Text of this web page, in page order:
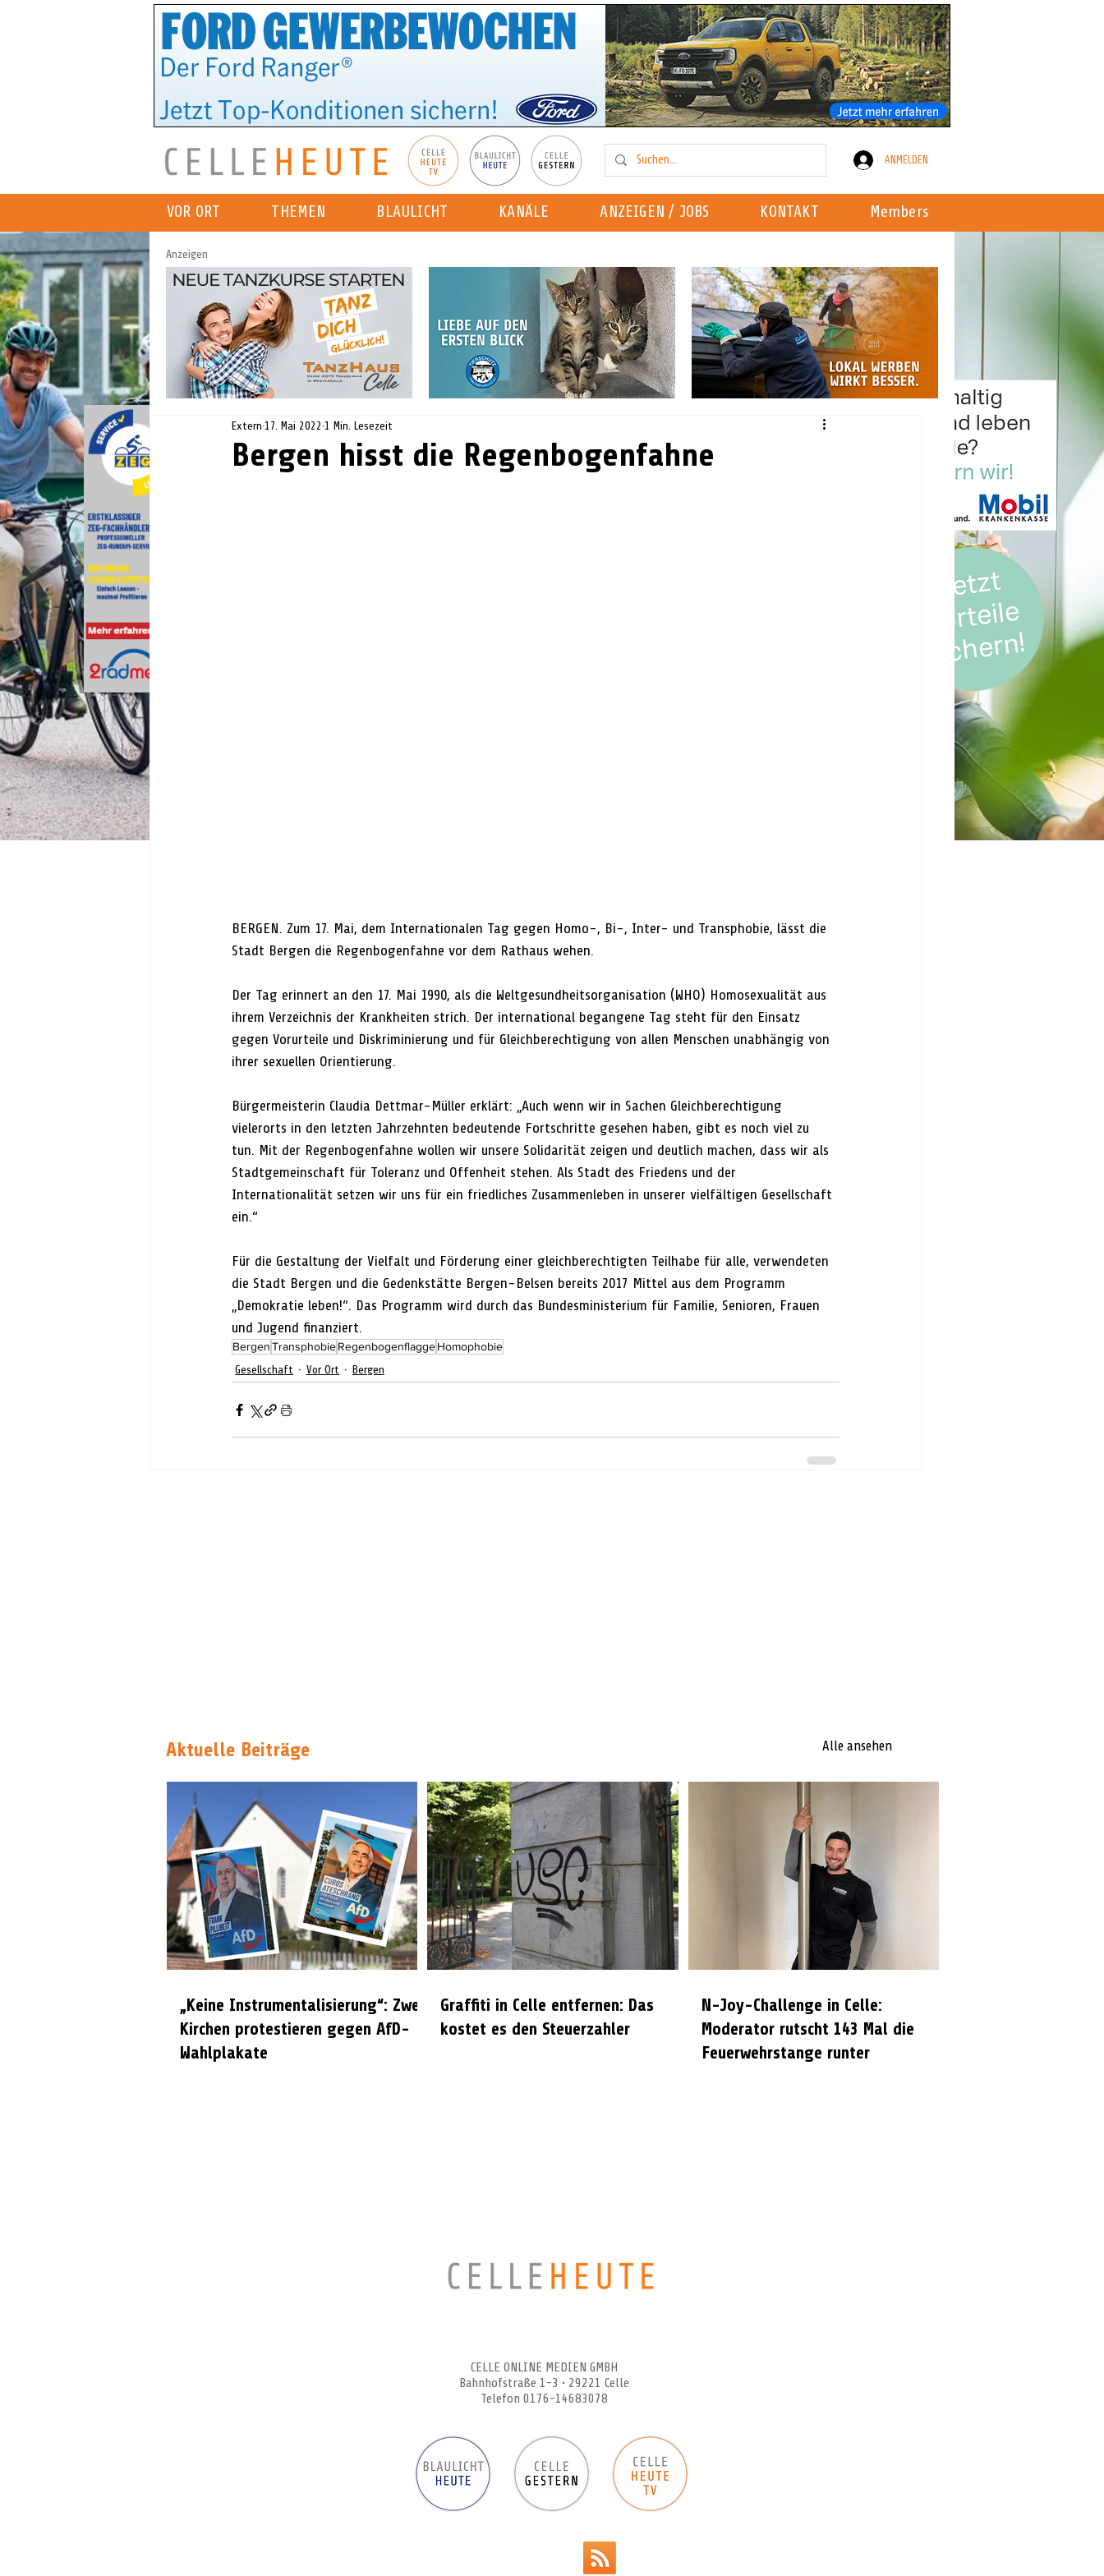
ANMELDEN
VOR ORT THEMEN BLAULICHT KANÄLE ANZEIGEN / JOBS KONTAKT Members
Anzeigen
Bergen hisst die Regenbogenfahne
Extern 17. Mai 2022 1 Min. Lesezeit
BERGEN. Zum 17. Mai, dem Internationalen Tag gegen Homo-, Bi-, Inter- und Transphobie, lässt die
Stadt Bergen die Regenbogenfahne vor dem Rathaus wehen.
Der Tag erinnert an den 17. Mai 1990, als die Weltgesundheitsorganisation (WHO) Homosexualität aus
ihrem Verzeichnis der Krankheiten strich. Der international begangene Tag steht für den Einsatz
gegen Vorurteile und Diskriminierung und für Gleichberechtigung von allen Menschen unabhängig von
ihrer sexuellen Orientierung.
Bürgermeisterin Claudia Dettmar-Müller erklärt: „Auch wenn wir in Sachen Gleichberechtigung
vielerorts in den letzten Jahrzehnten bedeutende Fortschritte gesehen haben, gibt es noch viel zu
tun. Mit der Regenbogenfahne wollen wir unsere Solidarität zeigen und deutlich machen, dass wir als
Stadtgemeinschaft für Toleranz und Offenheit stehen. Als Stadt des Friedens und der
Internationalität setzen wir uns für ein friedliches Zusammenleben in unserer vielfältigen Gesellschaft
ein.“
Für die Gestaltung der Vielfalt und Förderung einer gleichberechtigten Teilhabe für alle, verwendeten
die Stadt Bergen und die Gedenkstätte Bergen-Belsen bereits 2017 Mittel aus dem Programm
„Demokratie leben!“. Das Programm wird durch das Bundesministerium für Familie, Senioren, Frauen
und Jugend finanziert.
BergenTransphobieRegenbogenflaggeHomophobie
Gesellschaft Vor Ort Bergen
Aktuelle Beiträge Alle ansehen
„Keine Instrumentalisierung“: Zwei
Kirchen protestieren gegen AfD-
Wahlplakate
Graffiti in Celle entfernen: Das
kostet es den Steuerzahler
N-Joy-Challenge in Celle:
Moderator rutscht 143 Mal die
Feuerwehrstange runter
CELLE ONLINE MEDIEN GMBH
Bahnhofstraße 1-3 • 29221 Celle
Telefon 0176-14683078